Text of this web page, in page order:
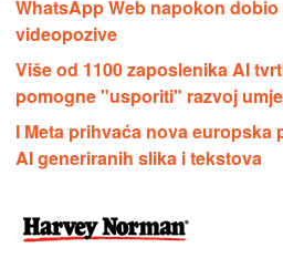
WhatsApp Web napokon
videopozive
Više od 1100 zaposlenika AI
pomogne "usporiti" razvoj
I Meta prihvaća nova europska
AI generiranih slika i tekstova